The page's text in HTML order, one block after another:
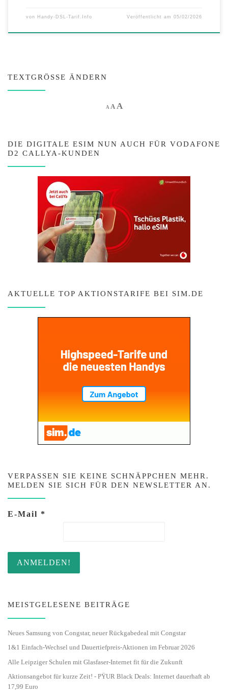
von Handy-DSL-Tarif.Info Veröffentlicht am05/02/2026
TEXTGRÖSSE ÄNDERN
A Decrease font size.
AReset font size.
AIncrease font size.
DIE DIGITALE ESIM NUN AUCH FÜR VODAFONE
D2 CALLYA-KUNDEN
AKTUELLE TOP AKTIONSTARIFE BEI SIM.DE
VERPASSEN SIE KEINE SCHNÄPPCHEN MEHR.
MELDEN SIE SICH FÜR DEN NEWSLETTER AN.
E-Mail *
MEISTGELESENE BEITRÄGE
Neues Samsung von Congstar, neuer Rückgabedeal mit Congstar
1&1 Einfach-Wechsel und Dauertiefpreis-Aktionen im Februar 2026
Alle Leipziger Schulen mit Glasfaser-Internet fit für die Zukunft
Aktionsangebot für kurze Zeit! - PŸUR Black Deals: Internet dauerhaft ab
17,99 Euro